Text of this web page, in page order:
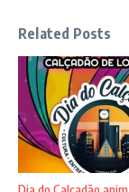
Related Posts